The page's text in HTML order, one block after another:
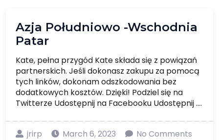
Azja Południowo -Wschodnia
Patar
Kate, pełna przygód Kate składa się z powiązań
partnerskich. Jeśli dokonasz zakupu za pomocą
tych linków, dokonam odszkodowania bez
dodatkowych kosztów. Dzięki! Podziel się na
Twitterze Udostępnij na Facebooku Udostępnij ....
jrirp March 6, 2023 No Comments